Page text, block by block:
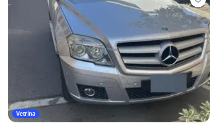
Vetrina